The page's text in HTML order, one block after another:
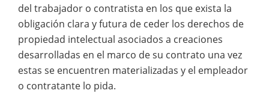
del trabajador o contratista en los que exista la
obligación clara y futura de ceder los derechos de
propiedad intelectual asociados a creaciones
desarrolladas en el marco de su contrato una vez
estas se encuentren materializadas y el empleador
o contratante lo pida.